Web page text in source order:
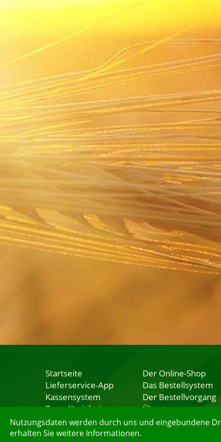
Nutzungsdaten werden durch uns und eingebundene
erhalten Sie weitere Informationen.
Startseite
Lieferservice-App
Kassensystem
Zuverlässigkeit
Sicherheit
Der Online-Shop
Das Bestellsystem
Der Bestellvorgang
Übertragung
Testshop